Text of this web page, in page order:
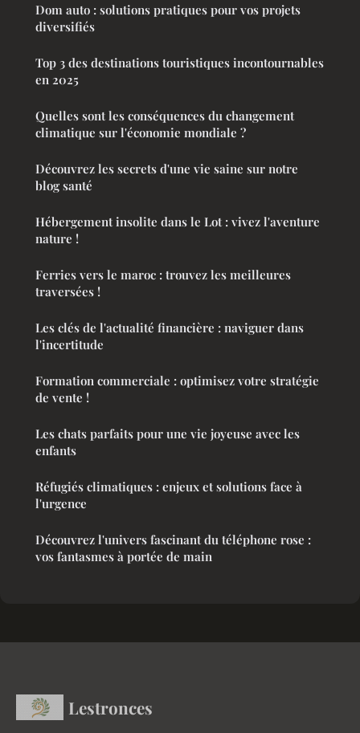
Dom auto : solutions pratiques pour vos projets
diversifiés
Top 3 des destinations touristiques incontournables
en 2025
Quelles sont les conséquences du changement
climatique sur l'économie mondiale ?
Découvrez les secrets d'une vie saine sur notre
blog santé
Hébergement insolite dans le Lot : vivez l'aventure
nature !
Ferries vers le maroc : trouvez les meilleures
traversées !
Les clés de l'actualité financière : naviguer dans
l'incertitude
Formation commerciale : optimisez votre stratégie
de vente !
Les chats parfaits pour une vie joyeuse avec les
enfants
Réfugiés climatiques : enjeux et solutions face à
l'urgence
Découvrez l'univers fascinant du téléphone rose :
vos fantasmes à portée de main
Lestronces